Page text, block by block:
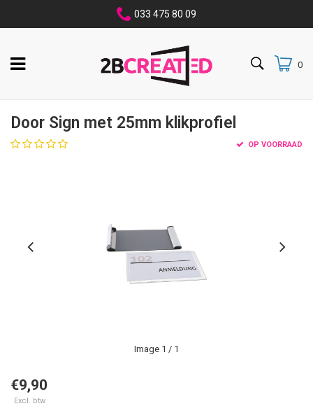
033 475 80 09
0
Door Sign met 25mm klikprofiel
OP VOORRAAD
Image 1 / 1
€9,90
Excl. btw